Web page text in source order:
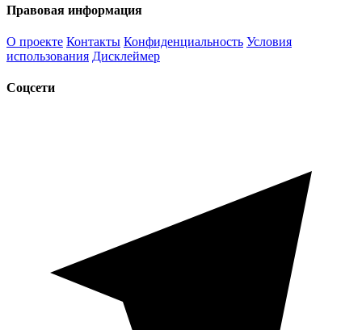
Правовая информация
О проекте Контакты Конфиденциальность Условия
использования Дисклеймер
Соцсети